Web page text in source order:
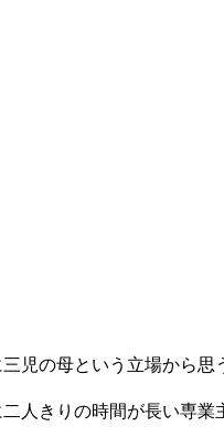
児の母という立場から
人きりの時間が長い専